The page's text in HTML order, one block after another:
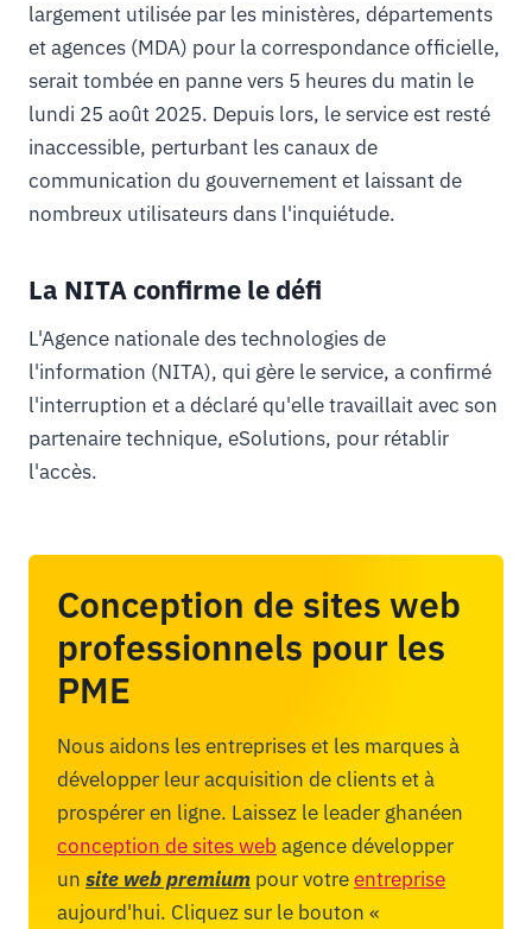
largement utilisée par les ministères, départements
et agences (MDA) pour la correspondance officielle,
serait tombée en panne vers 5 heures du matin le
lundi 25 août 2025. Depuis lors, le service est resté
inaccessible, perturbant les canaux de
communication du gouvernement et laissant de
nombreux utilisateurs dans l'inquiétude.
La NITA confirme le défi
L'Agence nationale des technologies de
l'information (NITA), qui gère le service, a confirmé
l'interruption et a déclaré qu'elle travaillait avec son
partenaire technique, eSolutions, pour rétablir
l'accès.
Conception de sites web
professionnels pour les
PME
Nous aidons les entreprises et les marques à
développer leur acquisition de clients et à
prospérer en ligne. Laissez le leader ghanéen
conception de sites web agence développer
un site web premium pour votreentreprise
aujourd'hui. Cliquez sur le bouton «